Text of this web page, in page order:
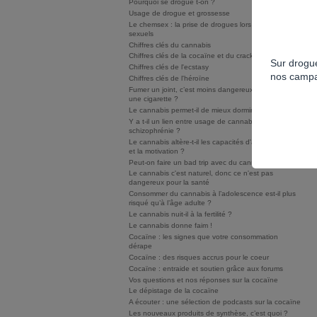
Pourquoi se drogue t-on ?
Usage de drogue et grossesse
Le chemsex : la prise de drogues lors de rapports
sexuels
Chiffres clés du cannabis
Chiffres clés de la cocaïne et du crack/free base
Chiffres clés de l'ecstasy
Chiffres clés de l'héroïne
Fumer un joint, c’est moins dangereux que fumer
une cigarette ?
Le cannabis permet-il de mieux dormir ?
Y a t-il un lien entre usage de cannabis et
schizophrénie ?
Le cannabis altère-t-il les capacités d'apprentissage
et la motivation ?
Peut-on faire un bad trip avec du cannabis ?
Le cannabis c'est naturel, donc ce n'est pas
dangereux pour la santé
Consommer du cannabis à l’adolescence est-il plus
risqué qu’à l’âge adulte ?
Le cannabis nuit-il à la fertilité ?
Le cannabis donne faim !
Cocaïne : les signes que votre consommation
dérape
Cocaïne : des risques accrus pour le coeur
Cocaïne : entraide et soutien grâce aux forums
Vos questions et nos réponses sur la cocaïne
Le dépistage de la cocaïne
A écouter : une sélection de podcasts sur la cocaïne
Les nouveaux produits de synthèse, c’est quoi ?
Sur
nos